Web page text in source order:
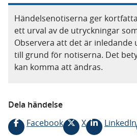
Händelsenotiserna ger
ett urval av de utryckningar
Observera att det är inledande
till grund för notiserna. Det
kan komma att ändras.
Dela händelse
Facebook
X LinkedIn